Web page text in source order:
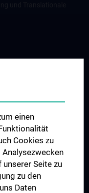
einen
Cookies zu
Seite zu
zu den
Daten